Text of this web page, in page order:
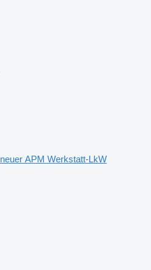
neuer АРМ Werkstatt-LkW